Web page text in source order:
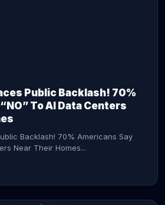
Public Backlash! 70%
To AI Data Centers
Backlash! 70% Americans Say
Near Their Homes...